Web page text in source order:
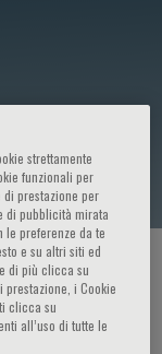
strettamente
funzionali per
prestazione per
di pubblicità mirata
preferenze da te
e su altri siti ed
di più clicca su
i Cookie
clicca su
all’uso di tutte le